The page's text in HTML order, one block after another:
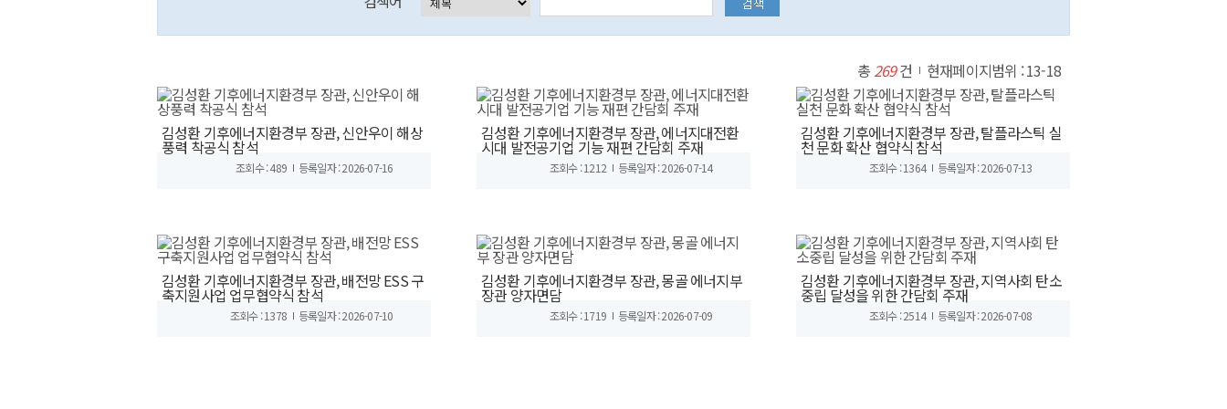
총269건 현재페이지범위 : 13-18
김성환 기후에너지환경부 장관, 신안우이 해상
풍력 착공식 참석
조회수 : 489 등록일자 : 2026-07-16
김성환 기후에너지환경부 장관, 에너지대전환
시대 발전공기업 기능 재편 간담회 주재
조회수 : 1212 등록일자 : 2026-07-14
김성환 기후에너지환경부 장관, 탈플라스틱 실
천 문화 확산 협약식 참석
조회수 : 1364 등록일자 : 2026-07-13
김성환 기후에너지환경부 장관, 배전망 ESS 구
축지원사업 업무협약식 참석
조회수 : 1378 등록일자 : 2026-07-10
김성환 기후에너지환경부 장관, 몽골 에너지부
장관 양자면담
조회수 : 1719 등록일자 : 2026-07-09
김성환 기후에너지환경부 장관, 지역사회 탄소
중립 달성을 위한 간담회 주재
조회수 : 2514 등록일자 : 2026-07-08